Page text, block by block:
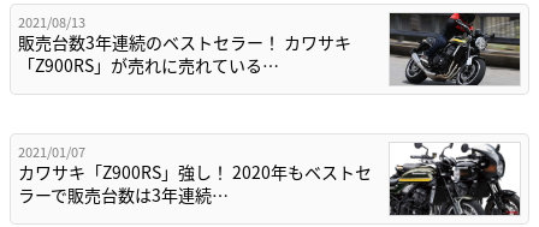
2021/08/13
販売台数3年連続のベストセラー！ カワサキ
「Z900RS」が売れに売れている…
2021/01/07
カワサキ「Z900RS」強し！ 2020年もベストセ
ラーで販売台数は3年連続…